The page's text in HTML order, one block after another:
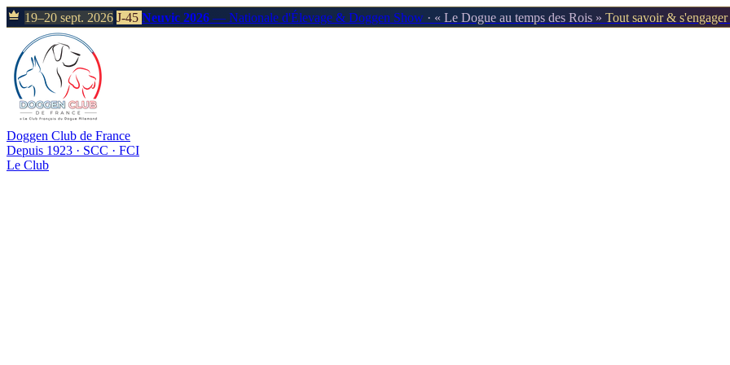
19–20 sept. 2026 J-45 Neuvic 2026 — Nationale d'Élevage & Doggen Show · « Le Dogue au temps des Rois » Tout savoir &
Doggen Club de France
Depuis 1923 · SCC · FCI
Le Club